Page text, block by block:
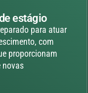
estágio
para atuar
com
proporcionam
novas